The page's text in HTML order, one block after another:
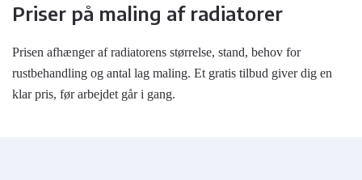
Priser på maling af radiatorer
Prisen afhænger af radiatorens størrelse, stand, behov for
rustbehandling og antal lag maling. Et gratis tilbud giver dig en
klar pris, før arbejdet går i gang.